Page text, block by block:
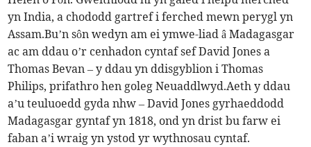
yn India, a chododd gartref i ferched mewn perygl yn
Assam.Bu’n sôn wedyn am ei ymwe-liad â Madagasgar
ac am ddau o’r cenhadon cyntaf sef David Jones a
Thomas Bevan – y ddau yn ddisgyblion i Thomas
Philips, prifathro hen goleg Neuaddlwyd.Aeth y ddau
a’u teuluoedd gyda nhw – David Jones gyrhaeddodd
Madagasgar gyntaf yn 1818, ond yn drist bu farw ei
faban a’i wraig yn ystod yr wythnosau cyntaf.